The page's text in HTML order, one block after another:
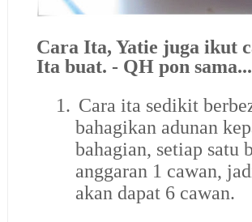
Cara Ita, Yatie juga ikut
Ita buat. - QH pon sama...
1. Cara ita sedikit
bahagikan adunan
bahagian, setiap satu
anggaran 1 cawan,
akan dapat 6 cawan.